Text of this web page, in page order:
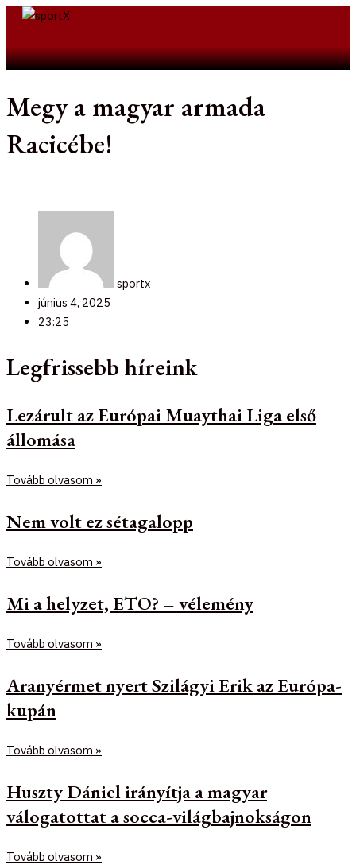
Skip
Megy a magyar armada
Racicébe!
sportx
június 4, 2025
23:25
Legfrissebb híreink
Lezárult az Európai Muaythai Liga első
állomása
Tovább olvasom »
Nem volt ez sétagalopp
Tovább olvasom »
Mi a helyzet, ETO? – vélemény
Tovább olvasom »
Aranyérmet nyert Szilágyi Erik az Európa-
kupán
Tovább olvasom »
Huszty Dániel irányítja a magyar
válogatottat a socca-világbajnokságon
Tovább olvasom »